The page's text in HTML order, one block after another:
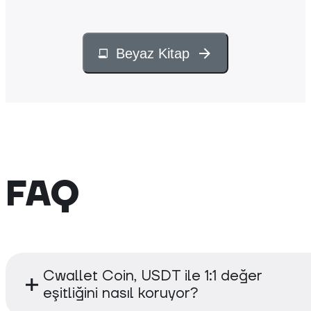
Beyaz Kitap
FAQ
Cwallet Coin, USDT ile 1:1 değer
eşitliğini nasıl koruyor?